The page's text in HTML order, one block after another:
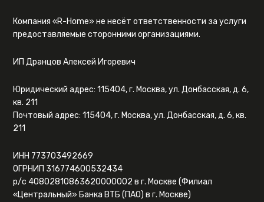
Компания «R-Home» не несёт ответственности за услуги
предоставляемые сторонними организациями.
ИП Дранцов Алексей Игоревич
Юридический адрес: 115404, г. Москва, ул. Донбасская, д. 6,
кв. 211
Почтовый адрес: 115404, г. Москва, ул. Донбасская, д. 6, кв.
211
ИНН 773703492669
ОГРНИП 316774600532434
р/с 40802810863620000002 в г. Москве (Филиал
«Центральный» Банка ВТБ (ПАО) в г. Москве)